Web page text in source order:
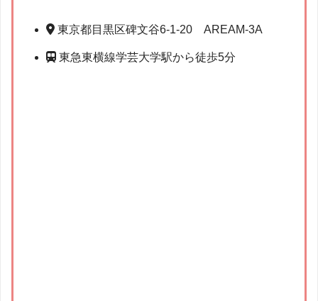
東京都目黒区碑文谷6-1-20 AREAM-3A
東急東横線学芸大学駅から徒歩5分